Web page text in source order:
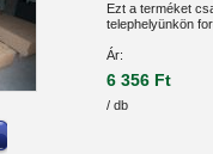
Ezt a terméket
telephelyünkön
Ár:
6 356 Ft
/ db